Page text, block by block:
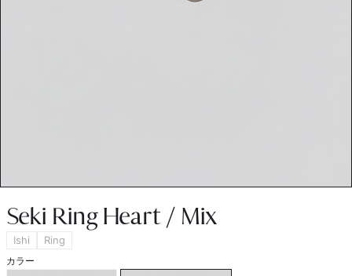
Seki Ring Heart / Mix
Ishi Ring
カラー